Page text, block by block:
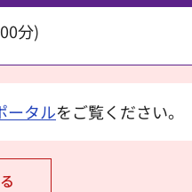
分)
ータルをご覧ください。